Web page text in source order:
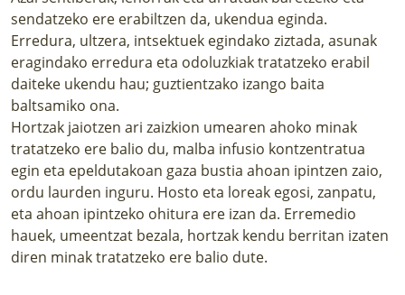
sendatzeko ere erabiltzen da, ukendua eginda.
Erredura, ultzera, intsektuek egindako ziztada, asunak
eragindako erredura eta odoluzkiak tratatzeko erabil
daiteke ukendu hau; guztientzako izango baita
baltsamiko ona.
Hortzak jaiotzen ari zaizkion umearen ahoko minak
tratatzeko ere balio du, malba infusio kontzentratua
egin eta epeldutakoan gaza bustia ahoan ipintzen zaio,
ordu laurden inguru. Hosto eta loreak egosi, zanpatu,
eta ahoan ipintzeko ohitura ere izan da. Erremedio
hauek, umeentzat bezala, hortzak kendu berritan izaten
diren minak tratatzeko ere balio dute.